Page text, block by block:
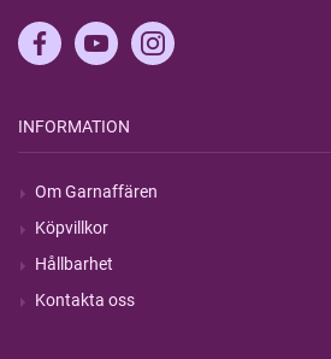
INFORMATION
Om Garnaffären
Köpvillkor
Hållbarhet
Kontakta oss